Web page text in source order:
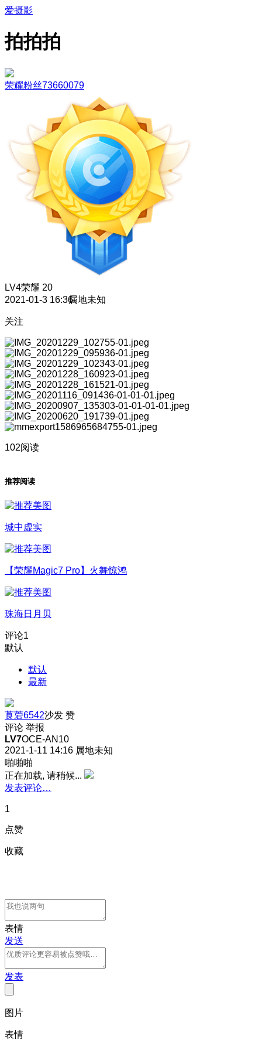
爱摄影
拍拍拍
荣耀粉丝73660079
LV4荣耀 20
2021-01-3 16:36属地未知
关注
102阅读
推荐阅读
城中虚实
【荣耀Magic7 Pro】火舞惊鸿
珠海日月贝
评论1
默认
默认
最新
莨菪6542沙发 赞
评论 举报
LV7OCE-AN10
2021-1-11 14:16 属地未知
啪啪啪
正在加载, 请稍候...
发表评论…
1
点赞
收藏
表情
发送
发表
图片
表情